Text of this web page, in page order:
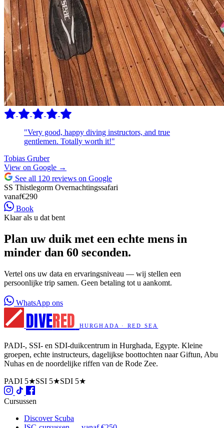
"Very good, happy diving instructors, and true
gentlemen. Totally worth it!"
Tobias Gruber
View on Google →
See all 120 reviews on Google
SS Thistlegorm Overnachtingssafari
vanaf€290
Book
Klaar als u dat bent
Plan uw duik met een echte mens in
minder dan 60 seconden.
Vertel ons uw data en ervaringsniveau — wij stellen een
persoonlijke trip samen. Geen betaling tot u aankomt.
WhatsApp ons
DIVERED HURGHADA · RED SEA
PADI-, SSI- en SDI-duikcentrum in Hurghada, Egypte. Kleine
groepen, echte instructeurs, dagelijkse boottochten naar Giftun, Abu
Nuhas en de noordelijke riffen van de Rode Zee.
PADI 5★SSI 5★SDI 5★
Cursussen
Discover Scuba